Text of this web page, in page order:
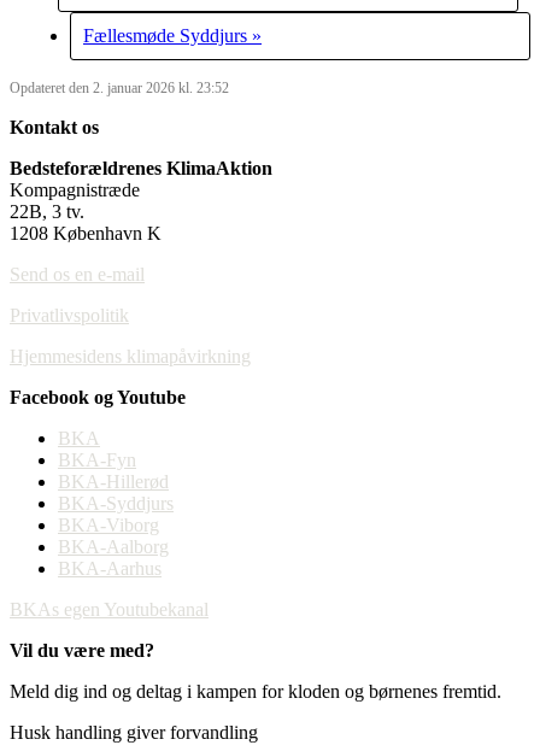
Fællesmøde Syddjurs »
Opdateret den 2. januar 2026 kl. 23:52
Kontakt os
Bedsteforældrenes KlimaAktion
Kompagnistræde
22B, 3 tv.
1208 København K
Send os en e-mail
Privatlivspolitik
Hjemmesidens klimapåvirkning
Facebook og Youtube
BKA
BKA-Fyn
BKA-Hillerød
BKA-Syddjurs
BKA-Viborg
BKA-Aalborg
BKA-Aarhus
BKAs egen Youtubekanal
Vil du være med?
Meld dig ind og deltag i kampen for kloden og børnenes fremtid.
Husk handling giver forvandling